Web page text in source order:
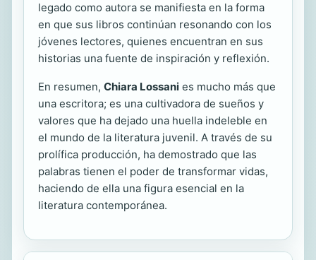
legado como autora se manifiesta en la forma
en que sus libros continúan resonando con los
jóvenes lectores, quienes encuentran en sus
historias una fuente de inspiración y reflexión.
En resumen, Chiara Lossani es mucho más que
una escritora; es una cultivadora de sueños y
valores que ha dejado una huella indeleble en
el mundo de la literatura juvenil. A través de su
prolífica producción, ha demostrado que las
palabras tienen el poder de transformar vidas,
haciendo de ella una figura esencial en la
literatura contemporánea.